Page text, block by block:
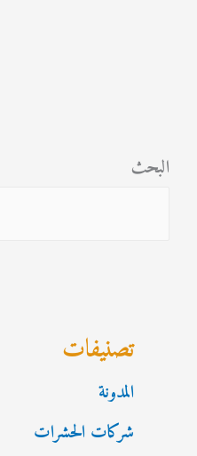
البحث
تصنيفات
المدونة
شركات الحشرات